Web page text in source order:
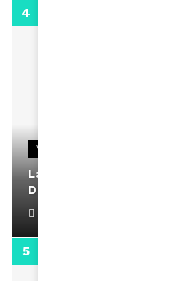
VIDEOS
La rubrique santé
Docteur Makanda